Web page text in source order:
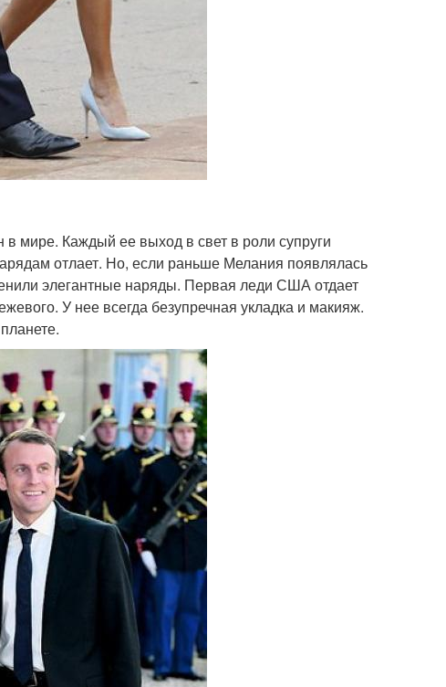
мире. Каждый ее выход в свет в роли супруги
отлает. Но, если раньше Мелания появлялась
элегантные наряды. Первая леди США отдает
У нее всегда безупречная укладка и макияж.